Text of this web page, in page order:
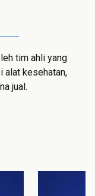
tim ahli yang
alat kesehatan,
jual.